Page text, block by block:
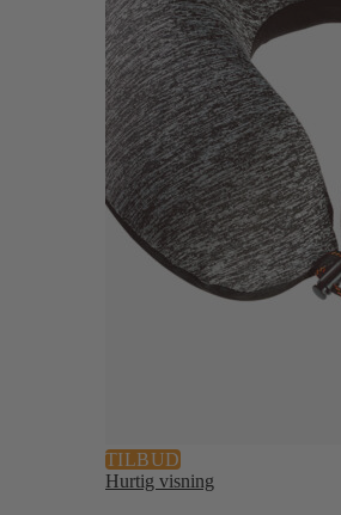
TILBUD
Hurtig visning